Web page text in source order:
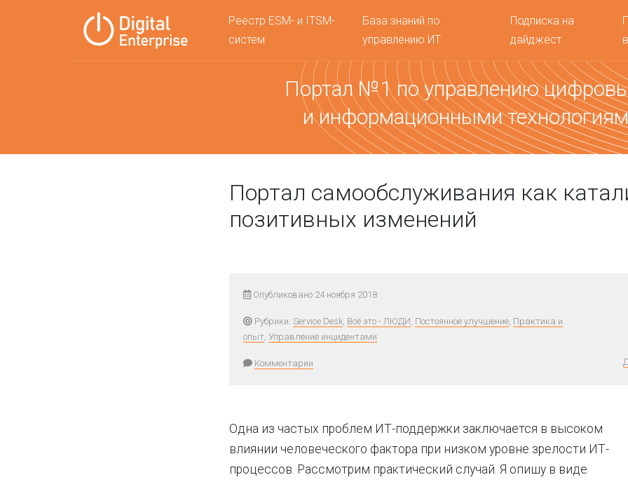
Реестр ESM- и ITSM-
систем
База знаний по
управлению ИТ
Подписка на
дайджест
Портал №1 по управлению
и информационными
Портал самообслуживания как
позитивных изменений
Опубликовано 24 ноября 2018
Рубрики: Service Desk, Всё это - ЛЮДИ, Постоянное улучшение, Практика и
опыт, Управление инцидентами
Комментарии
Одна из частых проблем ИТ-поддержки заключается в высоком
влиянии человеческого фактора при низком уровне зрелости ИТ-
процессов. Рассмотрим практический случай. Я опишу в виде